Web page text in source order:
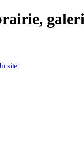
site